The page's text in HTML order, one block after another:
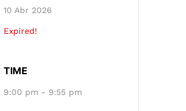
10 Abr 2026
Expired!
TIME
9:00 pm - 9:55 pm